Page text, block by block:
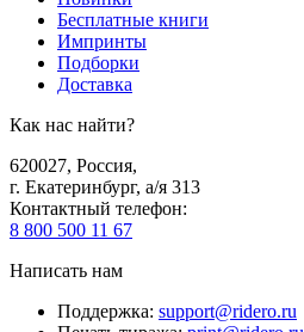
Бесплатные книги
Импринты
Подборки
Доставка
Как нас найти?
620027, Россия,
г. Екатеринбург, а/я 313
Контактный телефон:
8 800 500 11 67
Написать нам
Поддержка: support@ridero.ru